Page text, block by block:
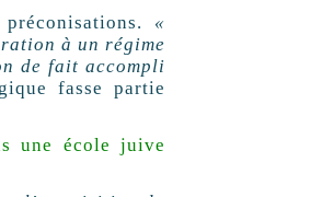
«
à un régime
de fait accompli
fasse partie
une école juive